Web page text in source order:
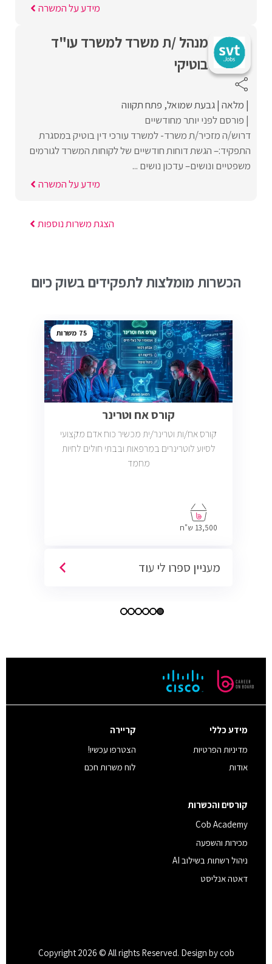
מידע על המשרה
מנהל /ת משרד למשרד עו"ד
בוטיקי
מלאה גבעת שמואל פתח תקווה
פורסם לפני יותר מחודשיים
דרוש/ה מזכיר/ת משרד- למשרד עורכי דין בוטיק במסגרת
התפקיד:– הגשת דוחות חודשיים של לקוחות המשרד לגורמים
משפטיים ונושים– עדכון נושים ...
מידע על המשרה
הצגת משרות נוספות
הכשרות מומלצות לתפקידים בשוק כיום
75
קורס אח וטרינר
קורס אח/ות וטרינר/ית מכשיר כוח אדם מקצועי
לסיוע לוטרינרים במרפאות ובבתי חולים לחיות
מחמד
13,500 ש"ח
מעניין ספרו לי עוד
מידע כללי
מדיניות הפרטיות
אודות
קריירה
הצטרפו עכשיו!
לוח משרות חכם
קורסים והכשרות
Cob Academy
מכירות והשפעה
ניהול רשתות בשילוב AI
דאטה אנליסט
Copyright 2026 © All rights Reserved. Design by cob